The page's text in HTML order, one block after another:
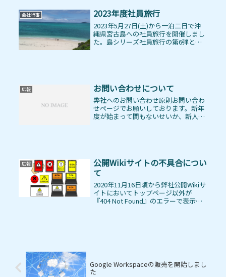
会社行事 2023年度社員旅行
2023年5月27日(土)から一泊二日で沖
縄県宮古島への社員旅行を開催しまし
た。島シリーズ社員旅行の第6弾とな
広報 お問い合わせについて
弊社へのお問い合わせ原則お問い合わ
せページでお願いしております。新年
度が始まって間もないせいか、新人
こ...
広報
公開Wikiサイトの不具合につい
て
2020年11月16日頃から弊社公開Wikiサ
イトにおいてトップページ以外が
『404 Not Found』のエラーで表示で
Google Workspaceの販売を開始しまし
た